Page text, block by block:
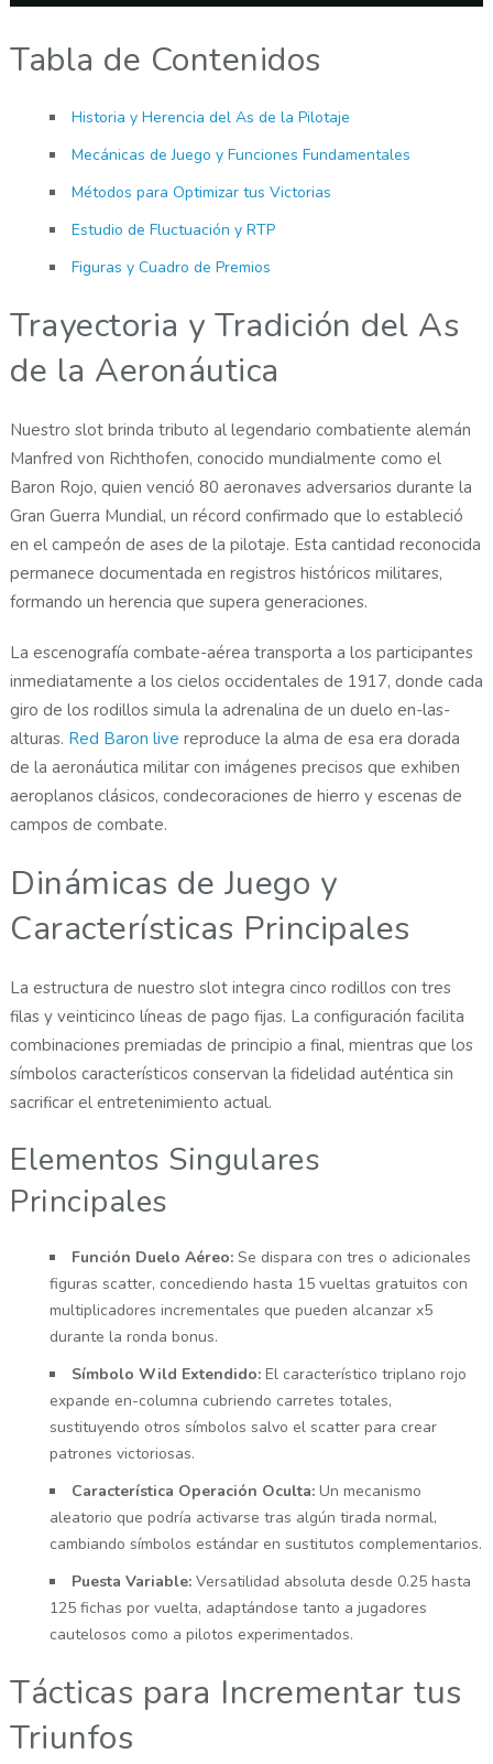
Tabla de Contenidos
Historia y Herencia del As de la Pilotaje
Mecánicas de Juego y Funciones Fundamentales
Métodos para Optimizar tus Victorias
Estudio de Fluctuación y RTP
Figuras y Cuadro de Premios
Trayectoria y Tradición del As
de la Aeronáutica
Nuestro slot brinda tributo al legendario combatiente alemán
Manfred von Richthofen, conocido mundialmente como el
Baron Rojo, quien venció 80 aeronaves adversarios durante la
Gran Guerra Mundial, un récord confirmado que lo estableció
en el campeón de ases de la pilotaje. Esta cantidad reconocida
permanece documentada en registros históricos militares,
formando un herencia que supera generaciones.
La escenografía combate-aérea transporta a los participantes
inmediatamente a los cielos occidentales de 1917, donde cada
giro de los rodillos simula la adrenalina de un duelo en-las-
alturas. Red Baron live reproduce la alma de esa era dorada
de la aeronáutica militar con imágenes precisos que exhiben
aeroplanos clásicos, condecoraciones de hierro y escenas de
campos de combate.
Dinámicas de Juego y
Características Principales
La estructura de nuestro slot integra cinco rodillos con tres
filas y veinticinco líneas de pago fijas. La configuración facilita
combinaciones premiadas de principio a final, mientras que los
símbolos característicos conservan la fidelidad auténtica sin
sacrificar el entretenimiento actual.
Elementos Singulares
Principales
Función Duelo Aéreo: Se dispara con tres o adicionales
figuras scatter, concediendo hasta 15 vueltas gratuitos con
multiplicadores incrementales que pueden alcanzar x5
durante la ronda bonus.
Símbolo Wild Extendido: El característico triplano rojo
expande en-columna cubriendo carretes totales,
sustituyendo otros símbolos salvo el scatter para crear
patrones victoriosas.
Característica Operación Oculta: Un mecanismo
aleatorio que podría activarse tras algún tirada normal,
cambiando símbolos estándar en sustitutos complementarios.
Puesta Variable: Versatilidad absoluta desde 0.25 hasta
125 fichas por vuelta, adaptándose tanto a jugadores
cautelosos como a pilotos experimentados.
Tácticas para Incrementar tus
Triunfos